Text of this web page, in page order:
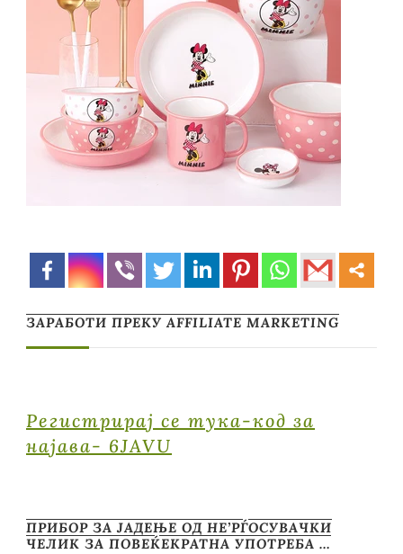
ЗАРАБОТИ ПРЕКУ AFFILIATE MARKETING
Регистрирај се тука-код за
најава- 6JAVU
ПРИБОР ЗА ЈАДЕЊЕ ОД НЕ’РЃОСУВАЧКИ
ЧЕЛИК ЗА ПОВЕЌЕКРАТНА УПОТРЕБА …